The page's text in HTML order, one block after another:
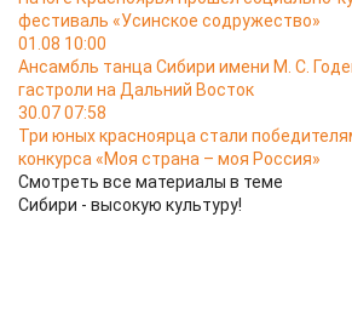
фестиваль «Усинское содружество»
01.08 10:00
Ансамбль танца Сибири имени М. С.
гастроли на Дальний Восток
30.07 07:58
Три юных красноярца стали
конкурса «Моя страна – моя Россия»
Смотреть все материалы в теме
Сибири - высокую культуру!